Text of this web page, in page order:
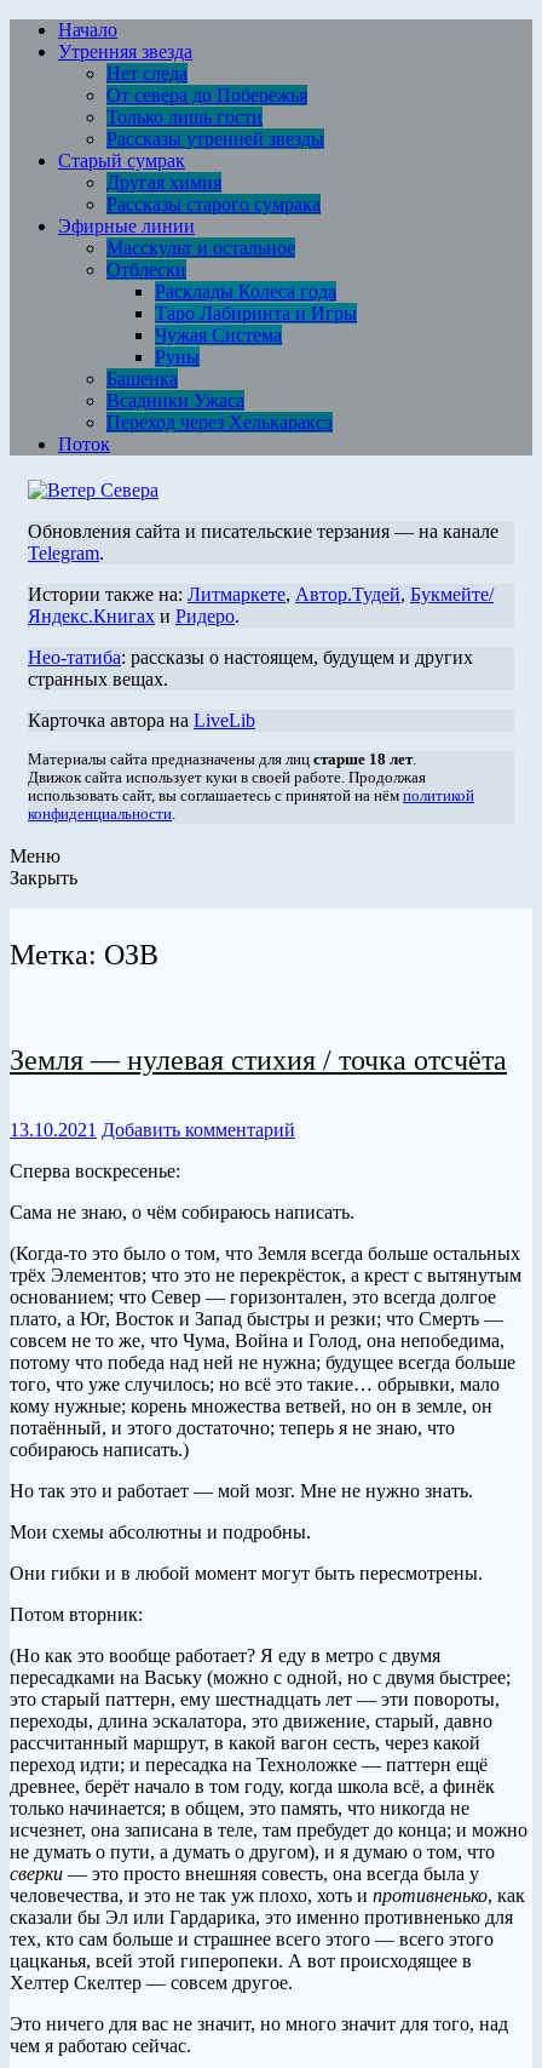
Перейти
содержимому
Начало
Утренняя звезда
Нет следа
От севера до Побережья
Только лишь гости
Рассказы утренней звезды
Старый сумрак
Другая химия
Рассказы старого сумрака
Эфирные линии
Масскульт и остальное
Отблески
Расклады Колеса года
Таро Лабиринта и Игры
Чужая Система
Руны
Башенка
Всадники Ужаса
Переход через Хелькараксэ
Поток
Обновления сайта и писательские терзания — на канале
Telegram.
Истории также на: Литмаркете, Автор.Тудей, Букмейте/
Яндекс.Книгах и Ридеро.
Нео-татиба: рассказы о настоящем, будущем и других
странных вещах.
Карточка автора на LiveLib
Материалы сайта предназначены для лиц старше 18 лет.
Движок сайта использует куки в своей работе. Продолжая
использовать сайт, вы соглашаетесь с принятой на нём политикой
конфиденциальности.
Меню
Закрыть
Метка: ОЗВ
Земля — нулевая стихия / точка отсчёта
13.10.2021 Добавить комментарий
Сперва воскресенье:
Сама не знаю, о чём собираюсь написать.
(Когда-то это было о том, что Земля всегда больше остальных
трёх Элементов; что это не перекрёсток, а крест с вытянутым
основанием; что Север — горизонтален, это всегда долгое
плато, а Юг, Восток и Запад быстры и резки; что Смерть —
совсем не то же, что Чума, Война и Голод, она непобедима,
потому что победа над ней не нужна; будущее всегда больше
того, что уже случилось; но всё это такие… обрывки, мало
кому нужные; корень множества ветвей, но он в земле, он
потаённый, и этого достаточно; теперь я не знаю, что
собираюсь написать.)
Но так это и работает — мой мозг. Мне не нужно знать.
Мои схемы абсолютны и подробны.
Они гибки и в любой момент могут быть пересмотрены.
Потом вторник:
(Но как это вообще работает? Я еду в метро с двумя
пересадками на Ваську (можно с одной, но с двумя быстрее;
это старый паттерн, ему шестнадцать лет — эти повороты,
переходы, длина эскалатора, это движение, старый, давно
рассчитанный маршрут, в какой вагон сесть, через какой
переход идти; и пересадка на Техноложке — паттерн ещё
древнее, берёт начало в том году, когда школа всё, а финёк
только начинается; в общем, это память, что никогда не
исчезнет, она записана в теле, там пребудет до конца; и можно
не думать о пути, а думать о другом), и я думаю о том, что
сверки — это просто внешняя совесть, она всегда была у
человечества, и это не так уж плохо, хоть и противненько, как
сказали бы Эл или Гардарика, это именно противненько для
тех, кто сам больше и страшнее всего этого — всего этого
цацканья, всей этой гиперопеки. А вот происходящее в
Хелтер Скелтер — совсем другое.
Это ничего для вас не значит, но много значит для того, над
чем я работаю сейчас.